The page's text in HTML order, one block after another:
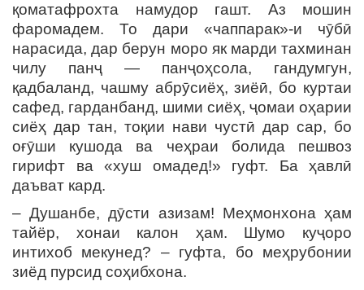
қоматафрохта намудор гашт. Аз мошин
фаромадем. То дари «чаппарак»-и чӯбӣ
нарасида, дар берун моро як марди тахминан
чилу панҷ — панҷоҳсола, гандумгун,
қадбаланд, чашму абрӯсиёҳ, зиёӣ, бо куртаи
сафед, гарданбанд, шими сиёҳ, ҷомаи оҳарии
сиёҳ дар тан, тоқии нави чустӣ дар сар, бо
оғӯши кушода ва чеҳраи болида пешвоз
гирифт ва «хуш омадед!» гуфт. Ба ҳавлӣ
даъват кард.
– Душанбе, дӯсти азизам! Меҳмонхона ҳам
тайёр, хонаи калон ҳам. Шумо куҷоро
интихоб мекунед? – гуфта, бо меҳрубонии
зиёд пурсид соҳибхона.